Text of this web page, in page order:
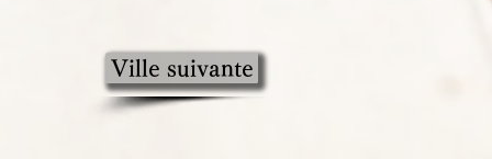
Ville suivante